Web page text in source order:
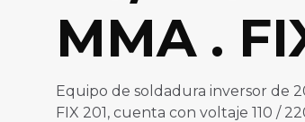
MMA .
Equipo de soldadura inversor de
FIX 201, cuenta con voltaje 110 /